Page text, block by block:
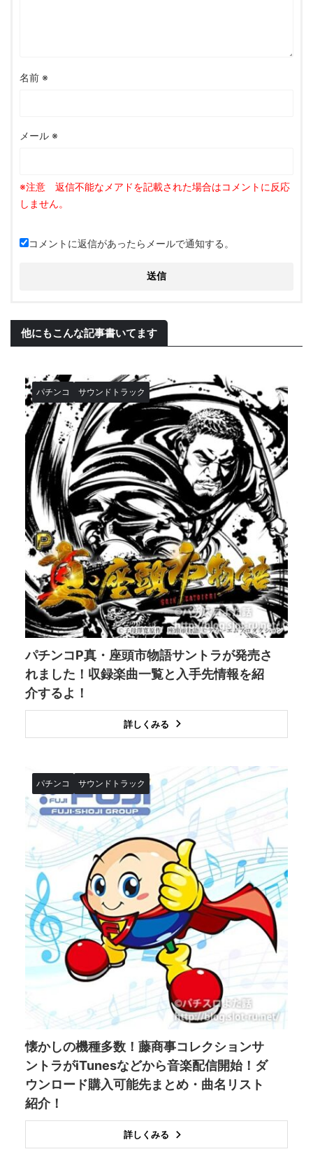
名前 ※
メール ※
コメントに返信があったらメールで通知する。
他にもこんな記事書いてます
パチンコ サウンドトラック
パチンコP真・座頭市物語サントラが発売さ
れました！収録楽曲一覧と入手先情報を紹
介するよ！
詳しくみる
パチンコ サウンドトラック
懐かしの機種多数！藤商事コレクションサ
ントラがiTunesなどから音楽配信開始！ダ
ウンロード購入可能先まとめ・曲名リスト
紹介！
詳しくみる